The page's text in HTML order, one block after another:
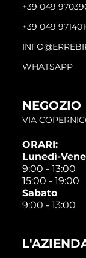
+39 049
+39 049
WHATSAPP
NEGOZIO
VIA
ORARI:
Lunedì-
9:00 - 13:00
15:00 - 19:00
Sabato
9:00 - 13:00